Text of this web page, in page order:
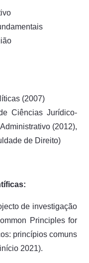
(2007)
Ciências Jurídico-
(2012),
de Direito)
de investigação
Principles for
princípios comuns
2021).